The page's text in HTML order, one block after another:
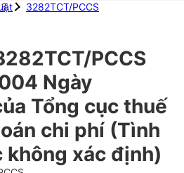
3282TCT/PCCS
PCCS
Ngày
Tổng cục thuế
chi phí (Tình
xác định)